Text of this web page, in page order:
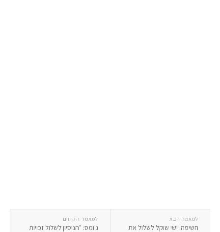
למאמר הקודם
ג'ומס: "הניסיון לשלול זכויות
למאמר הבא
חשיפה: ישי שוקל לשלול את